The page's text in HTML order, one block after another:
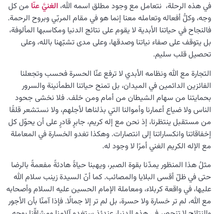
في هذه الرحلة، نتعامل مع وجود مطلق اسمه الله، الغنيَّ عنّا من كل
وجه، وكلُّ أفعاله وتعامله معنا إنما هو في مقام المربّي وبروح الرحمة.
فالنجاح في حياتنا الأبدية لا يقوم على نتائج الدنيا ومكاسبها المألوفة،
بل يتوقف على صفاء نياتنا وصدقها، وعلى مدى تشبّهنا بالله، وعلى
تحصيل قلب سليم.
التجارة مع الله ونظامه الأبدي لا ترفع عنّا الحسرة فحسب وتجعلنا
الفائزين الدائمين في الميدان، بل تمنح حياتنا الطمأنينة والسرور
بحمايتنا من سهام الشيطان من أمام ومن خلف. فلا نخشى جحود
الناس ولا ضياع أعمارنا وأموالنا التي بذلناها لأجلهم، ولا نستشعر قلقًا
من مستقبل ينتظرنا، إذ نحن مع إله كريم، جابرٍ قادرٍ على أن يحوّل كل
إخفاقاتنا وانكساراتنا إلى انتصارات. وهكذا تغدو الخسارة في المعاملة
مع الإله الكريم الغني أمرًا لا وجود له.
مثلُ هذا المنظور يمدّنا بقوة الصبر، ويهبنا حياةً هادئةً مفعمةً بالرضا
حتى في ظلّ أقسى البلايا والمصائب. كما أنّ السيدة زينب سلام الله
عليها، في واقعة كربلاء، ومعاملة الإمام الحسين عليه السلام وأصحابه
مع الله، لم تر خسارة ولا حسرة، بل لم تر إلا جمالًا. فإذا آمنّا بأن الأجور